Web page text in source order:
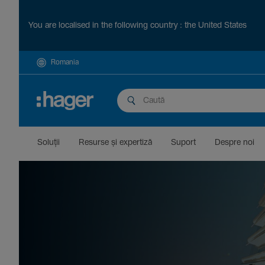
You are localised in the following country : the United States
Romania
Soluții Resurse și exper­tiză Suport Despre noi